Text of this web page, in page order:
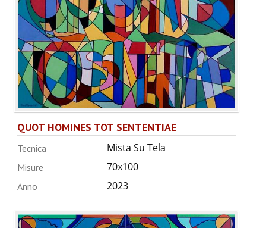
QUOT HOMINES TOT SENTENTIAE
Tecnica Mista Su Tela
Misure 70x100
Anno 2023